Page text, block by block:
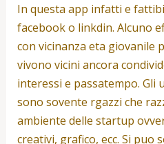
In questa app infatti e
facebook o linkdin. Alcuno
con vicinanza eta giovanile
vivono vicini ancora
interessi e passatempo. Gli
sono sovente rgazzi che
ambiente delle startup
creativi, grafico, ecc. Si puo